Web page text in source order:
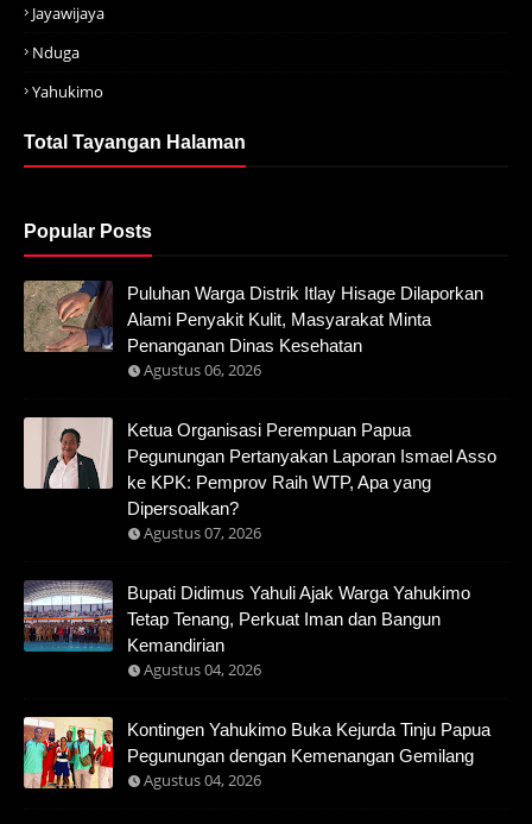
Jayawijaya
Nduga
Yahukimo
Total Tayangan Halaman
Popular Posts
Puluhan Warga Distrik Itlay Hisage Dilaporkan
Alami Penyakit Kulit, Masyarakat Minta
Penanganan Dinas Kesehatan
Agustus 06, 2026
Ketua Organisasi Perempuan Papua
Pegunungan Pertanyakan Laporan Ismael Asso
ke KPK: Pemprov Raih WTP, Apa yang
Dipersoalkan?
Agustus 07, 2026
Bupati Didimus Yahuli Ajak Warga Yahukimo
Tetap Tenang, Perkuat Iman dan Bangun
Kemandirian
Agustus 04, 2026
Kontingen Yahukimo Buka Kejurda Tinju Papua
Pegunungan dengan Kemenangan Gemilang
Agustus 04, 2026